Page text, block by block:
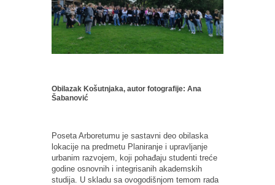
Obilazak Košutnjaka, autor fotografije: Ana
Šabanović
Poseta Arboretumu je sastavni deo obilaska
lokacije na predmetu Planiranje i upravljanje
urbanim razvojem, koji pohađaju studenti treće
godine osnovnih i integrisanih akademskih
studija. U skladu sa ovogodišnjom temom rada